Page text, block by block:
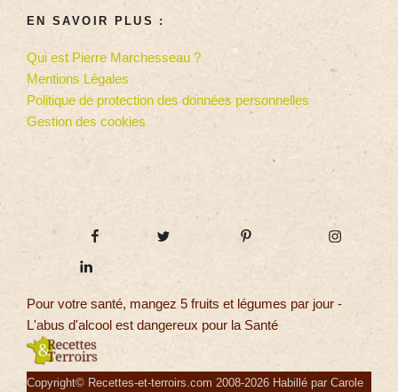
EN SAVOIR PLUS :
Qui est Pierre Marchesseau ?
Mentions Légales
Politique de protection des données personnelles
Gestion des cookies
Pour votre santé, mangez 5 fruits et légumes par jour -
L'abus d'alcool est dangereux pour la Santé
Copyright© Recettes-et-terroirs.com 2008-2026 Habillé par Carole